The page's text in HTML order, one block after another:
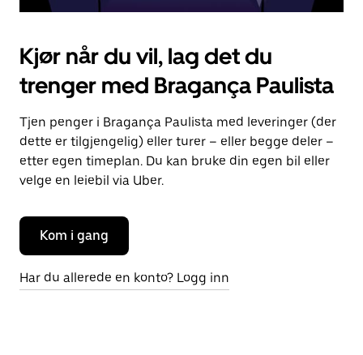
Kjør når du vil, lag det du
trenger med Bragança Paulista
Tjen penger i Bragança Paulista med leveringer (der
dette er tilgjengelig) eller turer – eller begge deler –
etter egen timeplan. Du kan bruke din egen bil eller
velge en leiebil via Uber.
Kom i gang
Har du allerede en konto? Logg inn